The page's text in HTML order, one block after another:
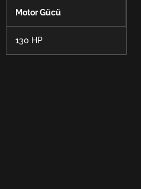
Motor Gücü
130 HP